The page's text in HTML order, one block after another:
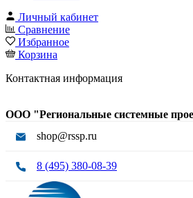
Личный кабинет
Сравнение
Избранное
Корзина
Контактная информация
ООО "Региональные системные
shop@rssp.ru
8 (495) 380-08-39